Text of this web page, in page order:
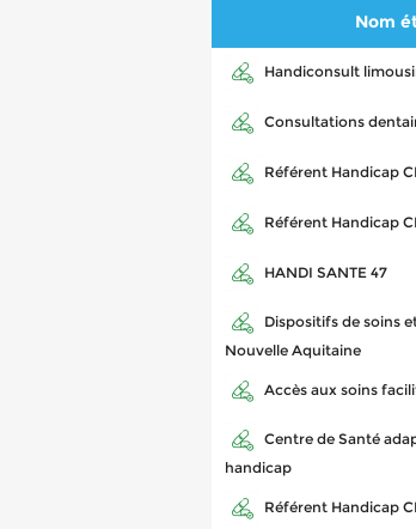
Nom
Handiconsult
Consultations
Référent Handicap
Référent Handicap
HANDI SANTE 47
Dispositifs de soins
Nouvelle Aquitaine
Accès aux soins
Centre de Santé
handicap
Référent Handicap